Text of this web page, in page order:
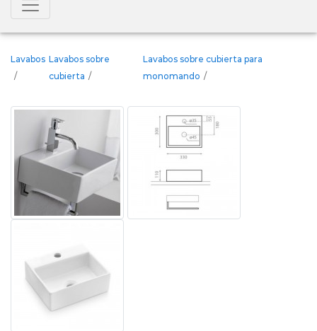
Lavabos
/
Lavabos sobre
cubierta /
Lavabos sobre cubierta para
monomando /